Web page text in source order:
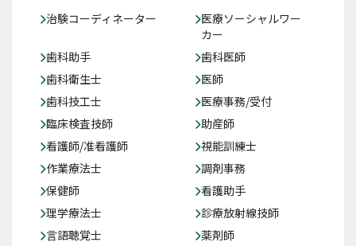
治験コーディネーター
医療ソーシャルワー
カー
歯科助手
歯科医師
歯科衛生士
医師
歯科技工士
医療事務/受付
臨床検査技師
助産師
看護師/准看護師
視能訓練士
作業療法士
調剤事務
保健師
看護助手
理学療法士
診療放射線技師
言語聴覚士
薬剤師